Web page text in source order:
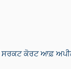
ਸਰਕਟ ਕੋਰਟ ਆਫ਼